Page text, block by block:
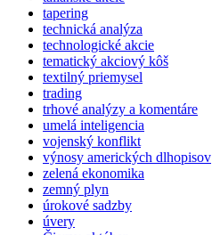
tapering
technická analýza
technologické akcie
tematický akciový kôš
textilný priemysel
trading
trhové analýzy a komentáre
umelá inteligencia
vojenský konflikt
výnosy amerických dlhopisov
zelená ekonomika
zemný plyn
úrokové sadzby
úvery